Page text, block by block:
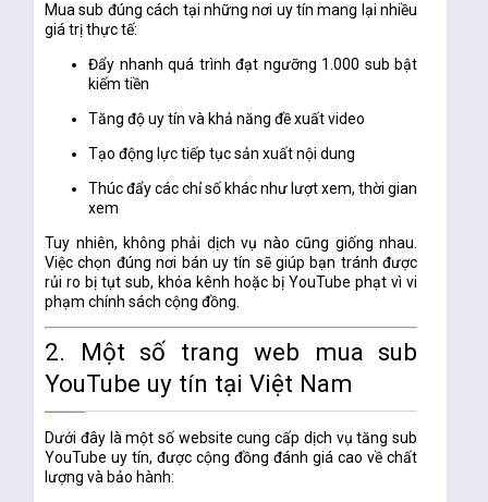
Mua sub đúng cách tại những nơi uy tín mang lại nhiều
giá trị thực tế:
Đẩy nhanh quá trình đạt ngưỡng 1.000 sub bật
kiếm tiền
Tăng độ uy tín và khả năng đề xuất video
Tạo động lực tiếp tục sản xuất nội dung
Thúc đẩy các chỉ số khác như lượt xem, thời gian
xem
Tuy nhiên, không phải dịch vụ nào cũng giống nhau.
Việc chọn đúng nơi bán uy tín sẽ giúp bạn tránh được
rủi ro bị tụt sub, khóa kênh hoặc bị YouTube phạt vì vi
phạm chính sách cộng đồng.
2. Một số trang web mua sub
YouTube uy tín tại Việt Nam
Dưới đây là một số website cung cấp dịch vụ tăng sub
YouTube uy tín, được cộng đồng đánh giá cao về chất
lượng và bảo hành: